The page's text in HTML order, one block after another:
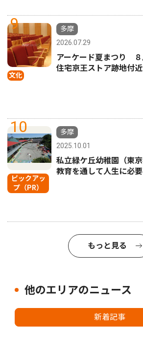
9
文化
多摩
2026.07.29
アーケード夏まつり
住宅京王ストア跡地付近
10
ピックアッ
プ（PR）
多摩
2025.10.01
私立緑ケ丘幼稚園（東
教育を通して人生に必
もっと見る
他のエリアのニュース
新着記事